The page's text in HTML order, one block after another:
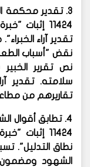
3. تقدير محكمة
11424 إثبات
تقدير آراء
نقض "أسباب
نص تقرير
سلامته. تقدير
تقاريرهم من
4. تطابق أقوال
11424 إثبات
نطاق التدليل".
الشهود ومضمون